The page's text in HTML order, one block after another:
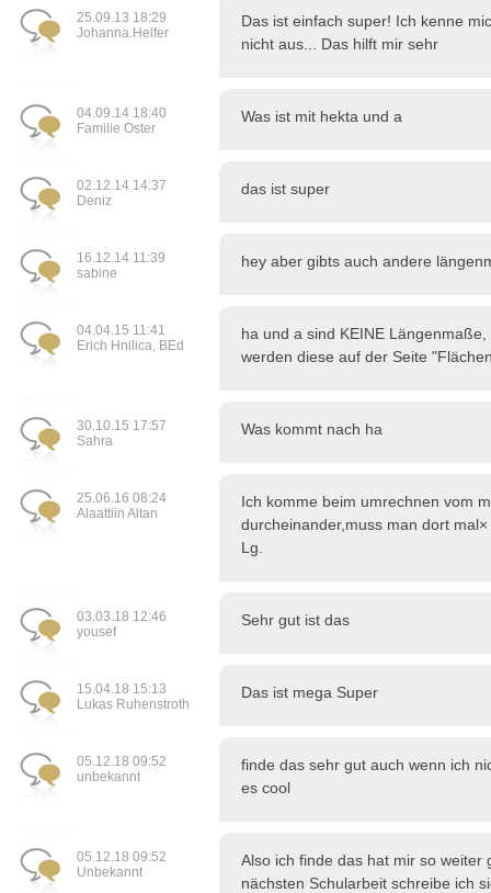
25.09.13 18:29
Johanna.Helfer
Das ist einfach super! Ich kenne
nicht aus... Das hilft mir sehr
04.09.14 18:40
Familie Oster
Was ist mit hekta und a
02.12.14 14:37
Deniz
das ist super
16.12.14 11:39
sabine
hey aber gibts auch andere
04.04.15 11:41
Erich Hnilica, BEd
ha und a sind KEINE
werden diese auf der Seite
30.10.15 17:57
Sahra
Was kommt nach ha
25.06.16 08:24
Alaattiin Altan
Ich komme beim umrechnen vom
durcheinander,muss man dort
Lg.
03.03.18 12:46
yousef
Sehr gut ist das
15.04.18 15:13
Lukas Ruhenstroth
Das ist mega Super
05.12.18 09:52
unbekannt
finde das sehr gut auch wenn ich
es cool
05.12.18 09:52
Unbekannt
Also ich finde das hat mir so weiter
nächsten Schularbeit schreibe ich